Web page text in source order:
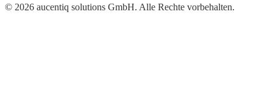
© 2026 aucentiq solutions GmbH. Alle Rechte vorbehalten.